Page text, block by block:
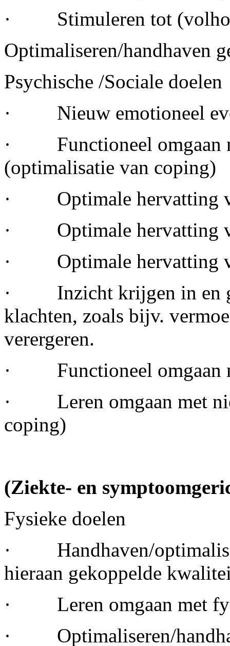
· Stimuleren tot
Optimaliseren/handhaven
Psychische /Sociale doelen
· Nieuw emotioneel
· Functioneel omgaan
(optimalisatie van coping)
· Optimale hervatting
· Optimale hervatting
· Optimale hervatting
· Inzicht krijgen in en
klachten, zoals bijv.
verergeren.
· Functioneel omgaan
· Leren omgaan met
coping)
(Ziekte- en
Fysieke doelen
· Handhaven/
hieraan gekoppelde
· Leren omgaan met
· Optimaliseren/